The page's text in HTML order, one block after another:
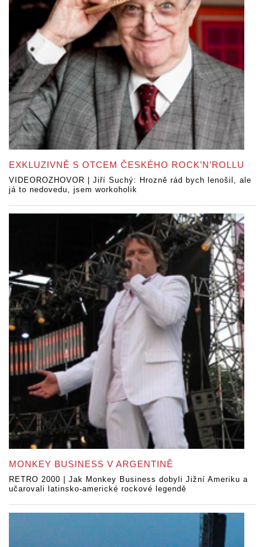
EXKLUZIVNĚ S OTCEM ČESKÉHO ROCK’N’ROLLU
VIDEOROZHOVOR | Jiří Suchý: Hrozně rád bych lenošil, ale
já to nedovedu, jsem workoholik
MONKEY BUSINESS V ARGENTINĚ
RETRO 2000 | Jak Monkey Business dobyli Jižní Ameriku a
učarovali latinsko-americké rockové legendě